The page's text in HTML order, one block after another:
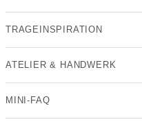
TRAGEINSPIRATION
ATELIER & HANDWERK
MINI-FAQ